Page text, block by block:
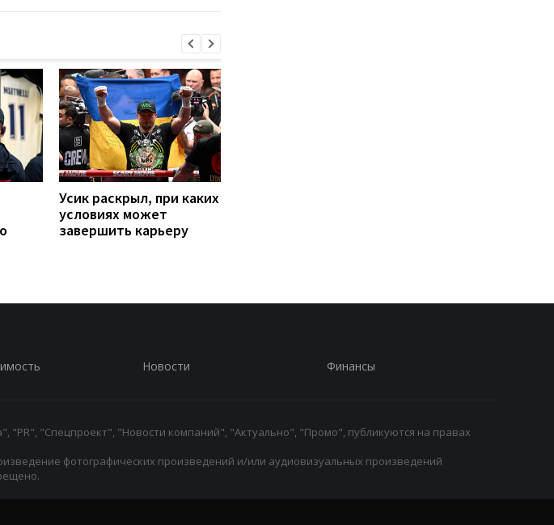
Усик раскрыл, при каких
условиях может
завершить карьеру
Новости Финансы
"Спецпроект", "Новости компаний", "Актуально", "Промо", публикуются на правах
фотографических произведений и/или аудиовизуальных произведений